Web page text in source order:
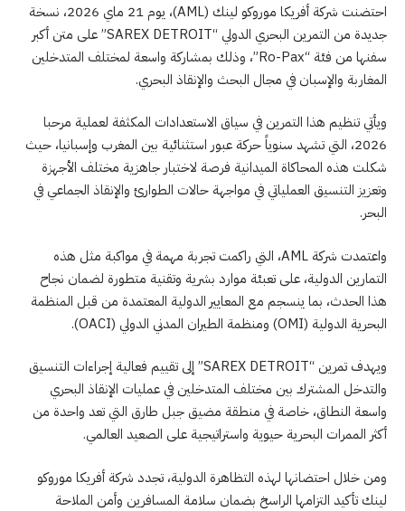
احتضنت شركة أفريكا موروكو لينك (AML)، يوم 21 ماي 2026، نسخة
جديدة من التمرين البحري الدولي “SAREX DETROIT” على متن أكبر
سفنها من فئة “Ro-Pax”، وذلك بمشاركة واسعة لمختلف المتدخلين
المغاربة والإسبان في مجال البحث والإنقاذ البحري.
ويأتي تنظيم هذا التمرين في سياق الاستعدادات المكثفة لعملية مرحبا
2026، التي تشهد سنوياً حركة عبور استثنائية بين المغرب وإسبانيا، حيث
شكلت هذه المحاكاة الميدانية فرصة لاختبار جاهزية مختلف الأجهزة
وتعزيز التنسيق العملياتي في مواجهة حالات الطوارئ والإنقاذ الجماعي في
البحر.
واعتمدت شركة AML، التي راكمت تجربة مهمة في مواكبة مثل هذه
التمارين الدولية، على تعبئة موارد بشرية وتقنية متطورة لضمان نجاح
هذا الحدث، بما ينسجم مع المعايير الدولية المعتمدة من قبل المنظمة
البحرية الدولية (OMI) ومنظمة الطيران المدني الدولي (OACI).
ويهدف تمرين “SAREX DETROIT” إلى تقييم فعالية إجراءات التنسيق
والتدخل المشترك بين مختلف المتدخلين في عمليات الإنقاذ البحري
واسعة النطاق، خاصة في منطقة مضيق جبل طارق التي تعد واحدة من
أكثر الممرات البحرية حيوية واستراتيجية على الصعيد العالمي.
ومن خلال احتضانها لهذه التظاهرة الدولية، تجدد شركة أفريكا موروكو
لينك تأكيد التزامها الراسخ بضمان سلامة المسافرين وأمن الملاحة